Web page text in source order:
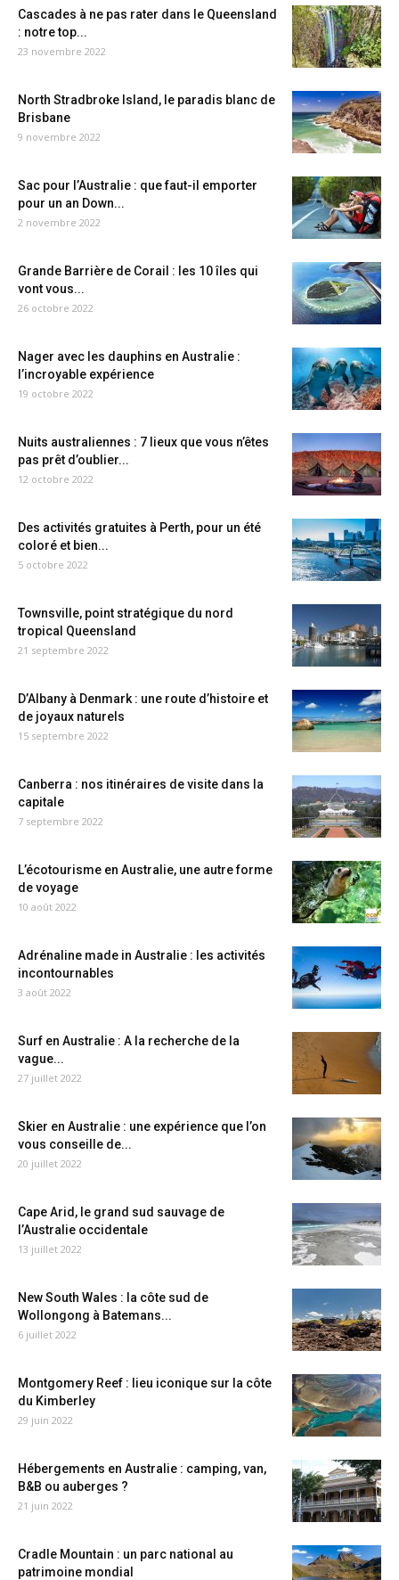
Cascades à ne pas rater dans le Queensland
: notre top...
23 novembre 2022
North Stradbroke Island, le paradis blanc de
Brisbane
9 novembre 2022
Sac pour l’Australie : que faut-il emporter
pour un an Down...
2 novembre 2022
Grande Barrière de Corail : les 10 îles qui
vont vous...
26 octobre 2022
Nager avec les dauphins en Australie :
l’incroyable expérience
19 octobre 2022
Nuits australiennes : 7 lieux que vous n’êtes
pas prêt d’oublier...
12 octobre 2022
Des activités gratuites à Perth, pour un été
coloré et bien...
5 octobre 2022
Townsville, point stratégique du nord
tropical Queensland
21 septembre 2022
D’Albany à Denmark : une route d’histoire et
de joyaux naturels
15 septembre 2022
Canberra : nos itinéraires de visite dans la
capitale
7 septembre 2022
L’écotourisme en Australie, une autre forme
de voyage
10 août 2022
Adrénaline made in Australie : les activités
incontournables
3 août 2022
Surf en Australie : A la recherche de la
vague...
27 juillet 2022
Skier en Australie : une expérience que l’on
vous conseille de...
20 juillet 2022
Cape Arid, le grand sud sauvage de
l’Australie occidentale
13 juillet 2022
New South Wales : la côte sud de
Wollongong à Batemans...
6 juillet 2022
Montgomery Reef : lieu iconique sur la côte
du Kimberley
29 juin 2022
Hébergements en Australie : camping, van,
B&B ou auberges ?
21 juin 2022
Cradle Mountain : un parc national au
patrimoine mondial